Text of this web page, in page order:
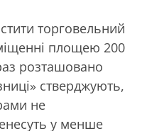
торговельний
площею 200
розташовано
стверджують,
не
у менше